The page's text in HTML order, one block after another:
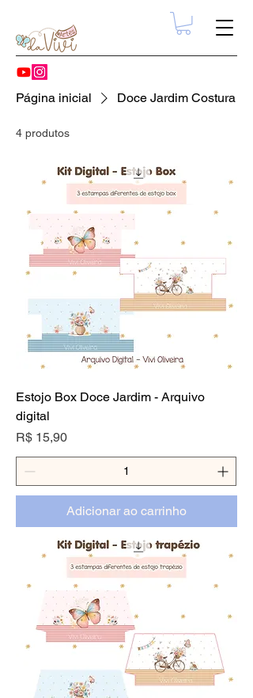
Página inicial Doce Jardim Costura
4 produtos
Estojo Box Doce Jardim - Arquivo
digital
Preço
R$ 15,90
Adicionar ao carrinho